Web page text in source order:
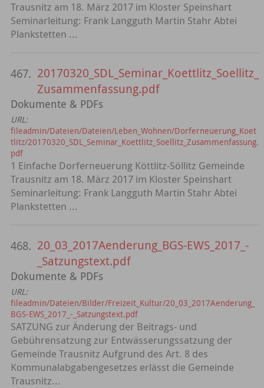
Trausnitz am 18. März 2017 im Kloster Speinshart
Seminarleitung: Frank Langguth Martin Stahr Abtei
Plankstetten ...
467. 20170320_SDL_Seminar_Koettlitz_Soellitz_
Zusammenfassung.pdf
Dokumente & PDFs
URL:
fileadmin/Dateien/Dateien/Leben_Wohnen/Dorferneuerung_Koet
tlitz/20170320_SDL_Seminar_Koettlitz_Soellitz_Zusammenfassung.
pdf
1 Einfache Dorferneuerung Köttlitz-Söllitz Gemeinde
Trausnitz am 18. März 2017 im Kloster Speinshart
Seminarleitung: Frank Langguth Martin Stahr Abtei
Plankstetten ...
468. 20_03_2017Aenderung_BGS-EWS_2017_-
_Satzungstext.pdf
Dokumente & PDFs
URL:
fileadmin/Dateien/Bilder/Freizeit_Kultur/20_03_2017Aenderung_
BGS-EWS_2017_-_Satzungstext.pdf
SATZUNG zur Änderung der Beitrags- und
Gebührensatzung zur Entwässerungssatzung der
Gemeinde Trausnitz Aufgrund des Art. 8 des
Kommunalabgabengesetzes erlässt die Gemeinde
Trausnitz...